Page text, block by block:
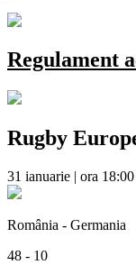
Regulament
Rugby
31 ianuarie | ora
România - Germania
48 - 10